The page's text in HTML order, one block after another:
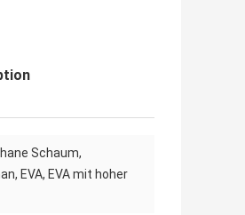
Schaum,
EVA, EVA mit hoher